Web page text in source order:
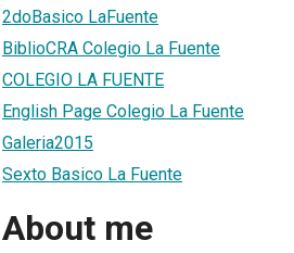
2doBasico LaFuente
BiblioCRA Colegio La Fuente
COLEGIO LA FUENTE
English Page Colegio La Fuente
Galeria2015
Sexto Basico La Fuente
About me